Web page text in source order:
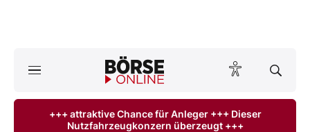
ktuelle Ausgabe BÖRSE ONLINE lesen
+++ attraktive Chance für Anleger +++ Dieser
Nutzfahrzeugkonzern überzeugt +++